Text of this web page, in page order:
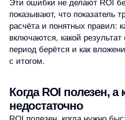
ROI для всех бизнесов нет:
от периода, маржинальности,
условий.
ROI не стоит путать с ROMI и
ROMI относится к маркетинговым
а ROAS — к рекламным расходам и
Главное:ROI полезен как
но его нужно использовать вместе
с контекстом и другими